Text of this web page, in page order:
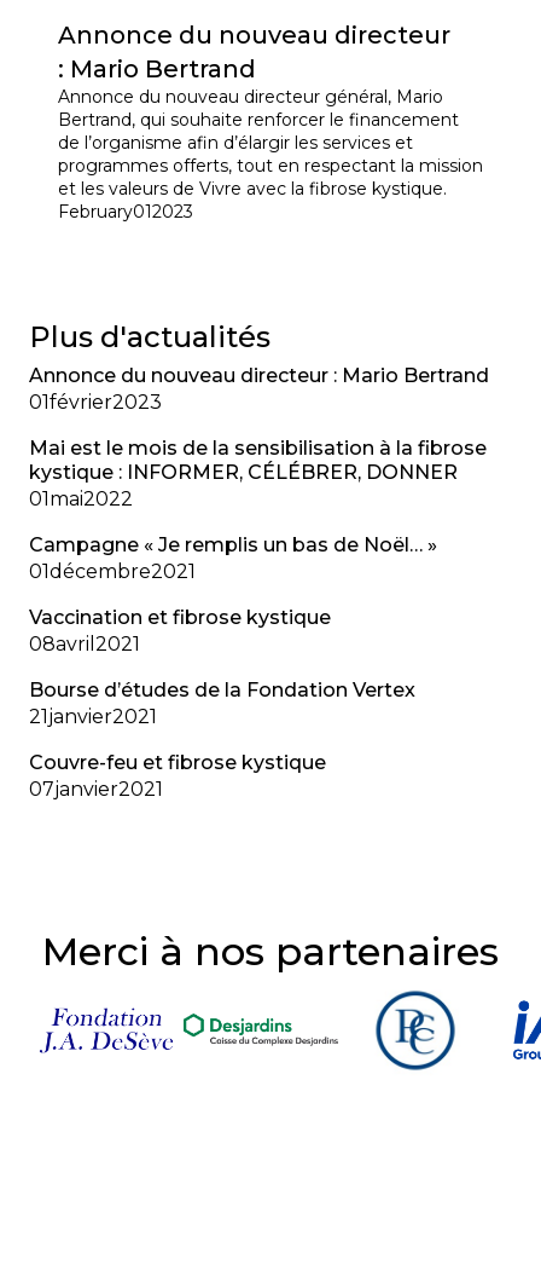
Annonce du nouveau directeur
: Mario Bertrand
Annonce du nouveau directeur général, Mario
Bertrand, qui souhaite renforcer le financement
de l’organisme afin d’élargir les services et
programmes offerts, tout en respectant la mission
et les valeurs de Vivre avec la fibrose kystique.
February012023
Plus d'actualités
Annonce du nouveau directeur : Mario Bertrand
01février2023
Mai est le mois de la sensibilisation à la fibrose
kystique : INFORMER, CÉLÉBRER, DONNER
01mai2022
Campagne « Je remplis un bas de Noël… »
01décembre2021
Vaccination et fibrose kystique
08avril 2021
Bourse d’études de la Fondation Vertex
21janvier2021
Couvre-feu et fibrose kystique
07janvier2021
Merci à nos partenaires